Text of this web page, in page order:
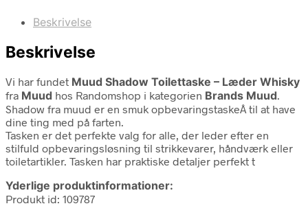
Beskrivelse
Beskrivelse
Vi har fundet Muud Shadow Toilettaske – Læder Whisky
fra Muud hos Randomshop i kategorien Brands Muud.
Shadow fra muud er en smuk opbevaringstaskeÂ til at have
dine ting med på farten.
Tasken er det perfekte valg for alle, der leder efter en
stilfuld opbevaringsløsning til strikkevarer, håndværk eller
toiletartikler. Tasken har praktiske detaljer perfekt t
Yderlige produktinformationer:
Produkt id: 109787